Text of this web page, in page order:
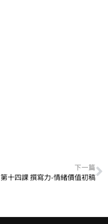
下一篇
第十四課 撰寫力-情緒價值初稿